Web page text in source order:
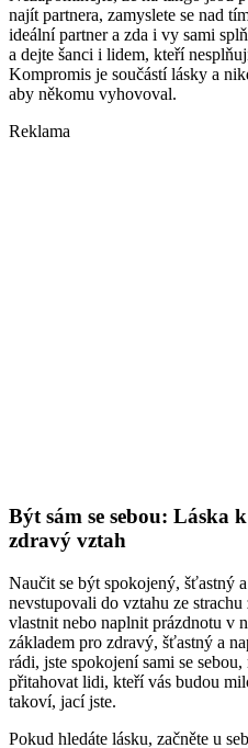
najít partnera, zamyslete se nad
ideální partner a zda i vy sami
a dejte šanci i lidem, kteří
Kompromis je součástí lásky a
aby někomu vyhovoval.
Reklama
Být sám se sebou: Láska
zdravý vztah
Naučit se být spokojený, šťastný
nevstupovali do vztahu ze
vlastnit nebo naplnit prázdnotu v
základem pro zdravý, šťastný a
rádi, jste spokojení sami se
přitahovat lidi, kteří vás budou
takoví, jací jste.
Pokud hledáte lásku, začněte u